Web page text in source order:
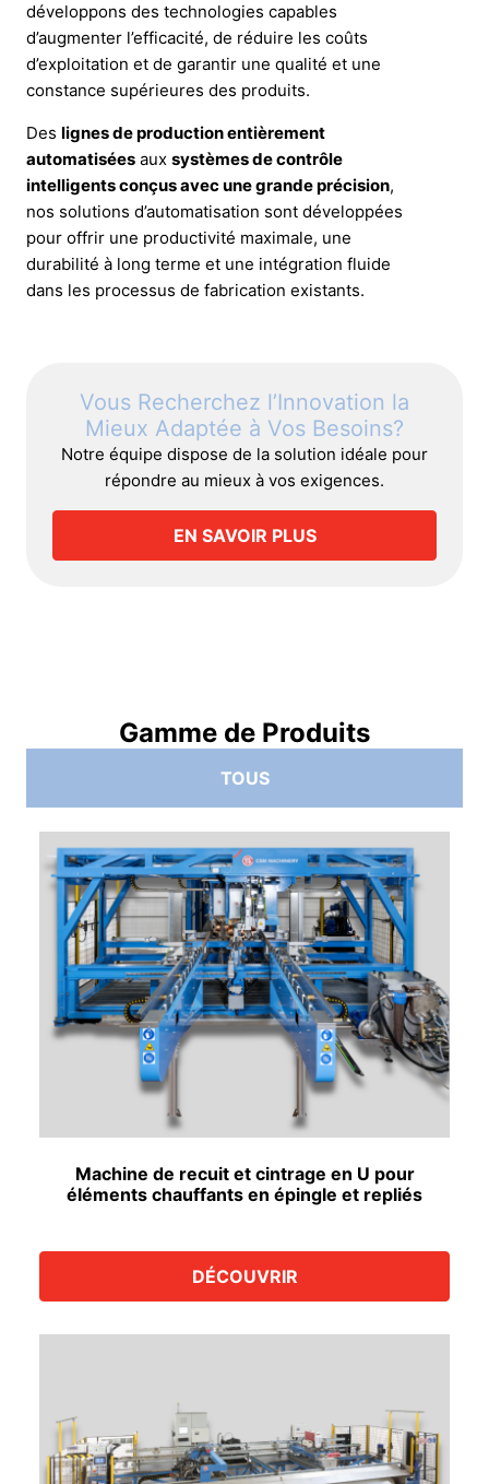
développons des technologies capables
d’augmenter l’efficacité, de réduire les coûts
d’exploitation et de garantir une qualité et une
constance supérieures des produits.
Des lignes de production entièrement
automatisées aux systèmes de contrôle
intelligents conçus avec une grande précision,
nos solutions d’automatisation sont développées
pour offrir une productivité maximale, une
durabilité à long terme et une intégration fluide
dans les processus de fabrication existants.
Vous Recherchez l’Innovation la
Mieux Adaptée à Vos Besoins?
Notre équipe dispose de la solution idéale pour
répondre au mieux à vos exigences.
EN SAVOIR PLUS
Gamme de Produits
TOUS
Machine de recuit et cintrage en U pour
éléments chauffants en épingle et repliés
DÉCOUVRIR